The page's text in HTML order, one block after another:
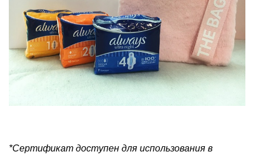
*Сертификат доступен для использования в